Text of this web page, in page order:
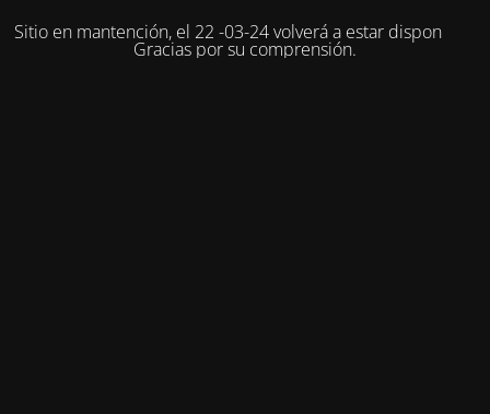
Sitio en mantención, el 22 -03-24 volverá a estar disponible.
Gracias por su comprensión.